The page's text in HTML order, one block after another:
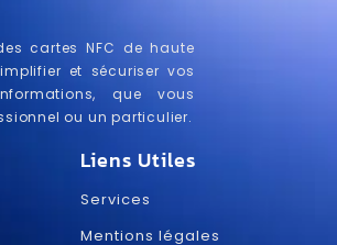
cartes NFC de haute
et sécuriser vos
que vous
ou un particulier.
Liens Utiles
Services
Mentions légales